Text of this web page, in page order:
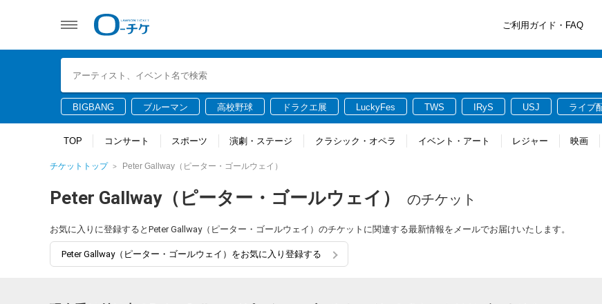
ご利用ガイド・FAQ
BIGBANG ブルーマン 高校野球 ドラクエ展 LuckyFes TWS IRyS USJ ライブ
TOP コンサート スポーツ 演劇・ステージ クラシック・オペラ イベント・アート レジャー 映画
チケットトップ Peter Gallway（ピーター・ゴールウェイ）
Peter Gallway（ピーター・ゴールウェイ） のチケット
お気に入りに登録するとPeter Gallway（ピーター・ゴールウェイ）のチケットに関連する最新情報をメールでお届けいたします。
Peter Gallway（ピーター・ゴールウェイ）をお気に入り登録する